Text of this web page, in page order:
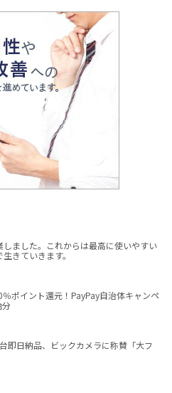
ました。これからは最高に使いやすい
きていきます。
％ポイント還元！PayPay自治体キャンペ
分
即日納品、ビックカメラに称賛「大フ